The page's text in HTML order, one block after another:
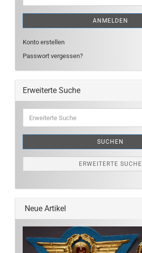
ANMELDEN
Konto erstellen
Passwort vergessen?
Erweiterte Suche
Suche
SUCHEN
ERWEITERTE SUCHE
Neue Artikel